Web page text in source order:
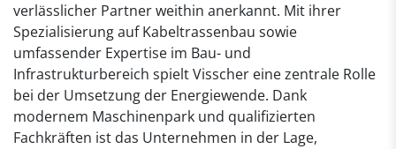
verlässlicher Partner weithin anerkannt. Mit ihrer
Spezialisierung auf Kabeltrassenbau sowie
umfassender Expertise im Bau- und
Infrastrukturbereich spielt Visscher eine zentrale Rolle
bei der Umsetzung der Energiewende. Dank
modernem Maschinenpark und qualifizierten
Fachkräften ist das Unternehmen in der Lage,